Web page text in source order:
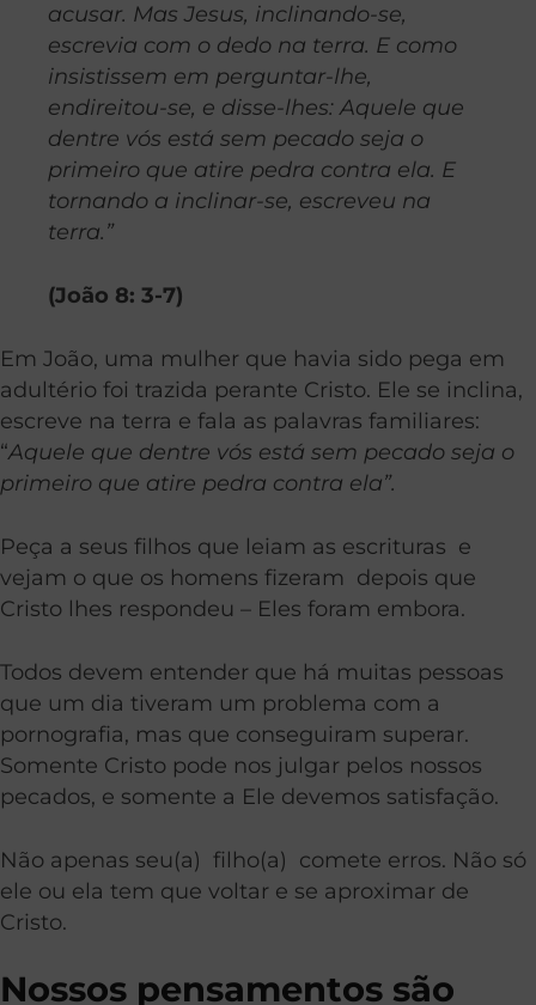
acusar. Mas Jesus, inclinando-se,
escrevia com o dedo na terra. E como
insistissem em perguntar-lhe,
endireitou-se, e disse-lhes: Aquele que
dentre vós está sem pecado seja o
primeiro que atire pedra contra ela. E
tornando a inclinar-se, escreveu na
terra.”
(João 8: 3-7)
Em João, uma mulher que havia sido pega em
adultério foi trazida perante Cristo. Ele se inclina,
escreve na terra e fala as palavras familiares:
“Aquele que dentre vós está sem pecado seja o
primeiro que atire pedra contra ela”.
Peça a seus filhos que leiam as escrituras e
vejam o que os homens fizeram depois que
Cristo lhes respondeu – Eles foram embora.
Todos devem entender que há muitas pessoas
que um dia tiveram um problema com a
pornografia, mas que conseguiram superar.
Somente Cristo pode nos julgar pelos nossos
pecados, e somente a Ele devemos satisfação.
Não apenas seu(a) filho(a) comete erros. Não só
ele ou ela tem que voltar e se aproximar de
Cristo.
Nossos pensamentos são